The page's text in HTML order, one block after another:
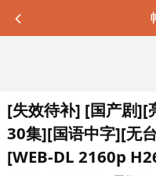
[失效待补] [国产剧
30集][国语中字][无
[WEB-DL 2160p